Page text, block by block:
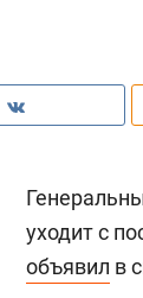
уходит с
объявил в